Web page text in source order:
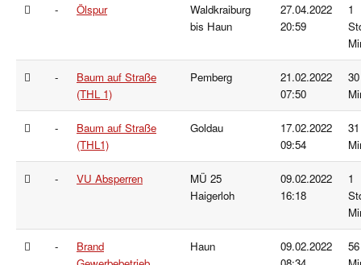
- Ölspur
Waldkraiburg
bis Haun
27.04.2022
20:59
1
-
Baum auf Straße
(THL 1)
Pemberg
21.02.2022
07:50
30
-
Baum auf Straße
(THL1)
Goldau
17.02.2022
09:54
31
- VU Absperren
MÜ 25
Haigerloh
09.02.2022
16:18
1
-
Brand
Haun
09.02.2022
56